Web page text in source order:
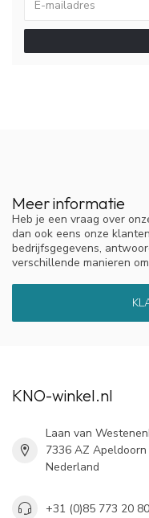
Meer informatie
Heb je een vraag over
dan ook eens onze
bedrijfsgegevens,
verschillende manieren
KNO-winkel.nl
Laan van
7336 AZ Apeldoorn
Nederland
+31 (0)85 773 20 80